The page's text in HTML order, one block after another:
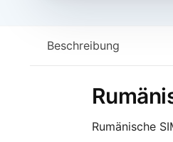
Beschreibung
Rumänische